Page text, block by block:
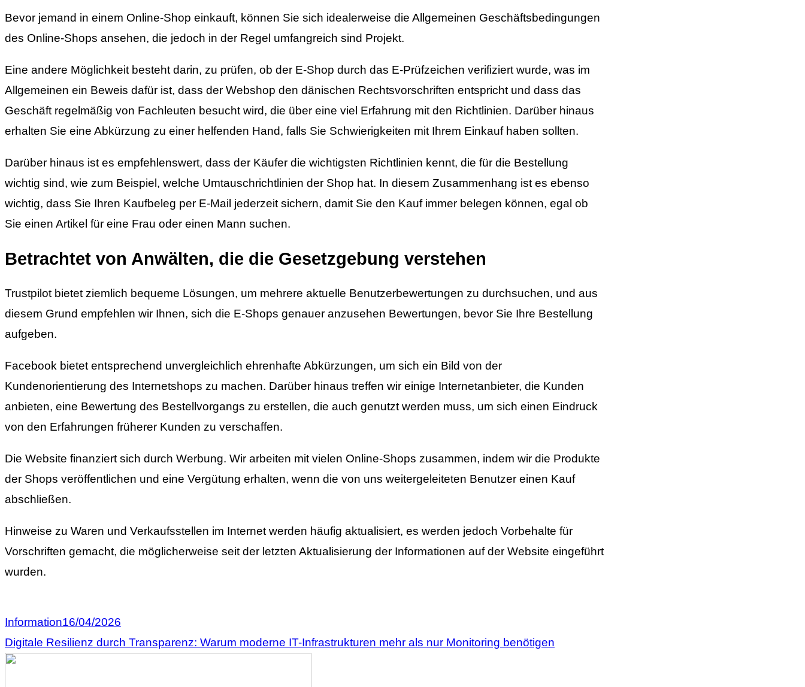
Bevor jemand in einem Online-Shop einkauft, können Sie sich idealerweise die Allgemeinen Geschäftsbedingungen
des Online-Shops ansehen, die jedoch in der Regel umfangreich sind Projekt.
Eine andere Möglichkeit besteht darin, zu prüfen, ob der E-Shop durch das E-Prüfzeichen verifiziert wurde, was im
Allgemeinen ein Beweis dafür ist, dass der Webshop den dänischen Rechtsvorschriften entspricht und dass das
Geschäft regelmäßig von Fachleuten besucht wird, die über eine viel Erfahrung mit den Richtlinien. Darüber hinaus
erhalten Sie eine Abkürzung zu einer helfenden Hand, falls Sie Schwierigkeiten mit Ihrem Einkauf haben sollten.
Darüber hinaus ist es empfehlenswert, dass der Käufer die wichtigsten Richtlinien kennt, die für die Bestellung
wichtig sind, wie zum Beispiel, welche Umtauschrichtlinien der Shop hat. In diesem Zusammenhang ist es ebenso
wichtig, dass Sie Ihren Kaufbeleg per E-Mail jederzeit sichern, damit Sie den Kauf immer belegen können, egal ob
Sie einen Artikel für eine Frau oder einen Mann suchen.
Betrachtet von Anwälten, die die Gesetzgebung verstehen
Trustpilot bietet ziemlich bequeme Lösungen, um mehrere aktuelle Benutzerbewertungen zu durchsuchen, und aus
diesem Grund empfehlen wir Ihnen, sich die E-Shops genauer anzusehen Bewertungen, bevor Sie Ihre Bestellung
aufgeben.
Facebook bietet entsprechend unvergleichlich ehrenhafte Abkürzungen, um sich ein Bild von der
Kundenorientierung des Internetshops zu machen. Darüber hinaus treffen wir einige Internetanbieter, die Kunden
anbieten, eine Bewertung des Bestellvorgangs zu erstellen, die auch genutzt werden muss, um sich einen Eindruck
von den Erfahrungen früherer Kunden zu verschaffen.
Die Website finanziert sich durch Werbung. Wir arbeiten mit vielen Online-Shops zusammen, indem wir die Produkte
der Shops veröffentlichen und eine Vergütung erhalten, wenn die von uns weitergeleiteten Benutzer einen Kauf
abschließen.
Hinweise zu Waren und Verkaufsstellen im Internet werden häufig aktualisiert, es werden jedoch Vorbehalte für
Vorschriften gemacht, die möglicherweise seit der letzten Aktualisierung der Informationen auf der Website eingeführt
wurden.
Information16/04/2026
Digitale Resilienz durch Transparenz: Warum moderne IT-Infrastrukturen mehr als nur Monitoring benötigen